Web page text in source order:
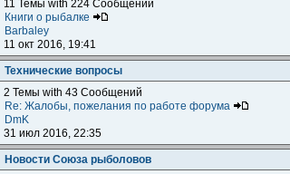
11 Темы with 224 Сообщений
Книги о рыбалке
Barbaley
11 окт 2016, 19:41
Технические вопросы
2 Темы with 43 Сообщений
Re: Жалобы, пожелания по работе форума
DmK
31 июл 2016, 22:35
Новости Союза рыболовов